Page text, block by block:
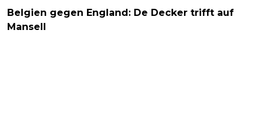
Belgien gegen England: De Decker trifft auf
Mansell